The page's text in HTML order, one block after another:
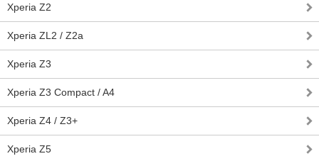
Xperia Z2
Xperia ZL2 / Z2a
Xperia Z3
Xperia Z3 Compact / A4
Xperia Z4 / Z3+
Xperia Z5